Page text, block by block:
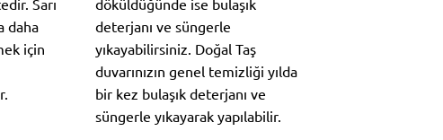
daha
için
deterjanı ve süngerle
yıkayabilirsiniz. Doğal Taş
duvarınızın genel temizliği yılda
bir kez bulaşık deterjanı ve
süngerle yıkayarak yapılabilir.